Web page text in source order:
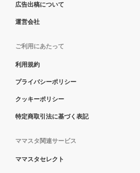
広告出稿について
運営会社
ご利用にあたって
利用規約
プライバシーポリシー
クッキーポリシー
特定商取引法に基づく表記
ママスタ関連サービス
ママスタセレクト